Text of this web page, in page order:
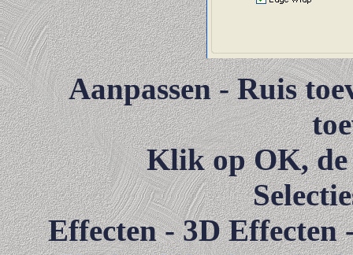
Aanpassen - Ruis
Klik op OK, de
Effecten - 3D